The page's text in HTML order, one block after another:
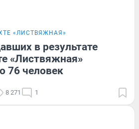
«ЛИСТВЯЖНАЯ»
в результате
«Листвяжная»
76 человек
8 271 1